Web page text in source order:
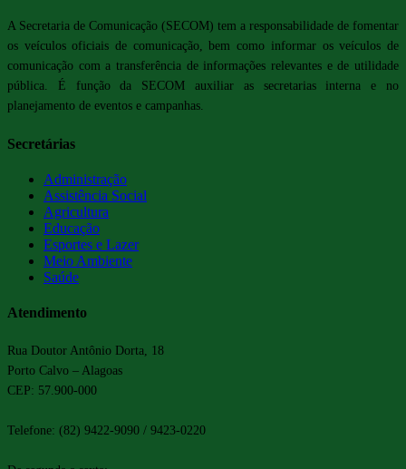
A Secretaria de Comunicação (SECOM) tem a responsabilidade de fomentar
os veículos oficiais de comunicação, bem como informar os veículos de
comunicação com a transferência de informações relevantes e de utilidade
pública. É função da SECOM auxiliar as secretarias interna e no
planejamento de eventos e campanhas.
Secretárias
Administração
Assistência Social
Agricultura
Educação
Esportes e Lazer
Meio Ambiente
Saúde
Atendimento
Rua Doutor Antônio Dorta, 18
Porto Calvo – Alagoas
CEP: 57.900-000
Telefone: (82) 9422-9090 / 9423-0220